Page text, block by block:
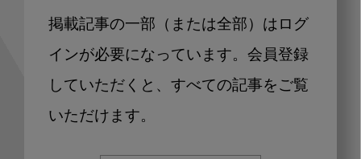
掲載記事の一部（または全部）はログ
インが必要になっています。会員登録
していただくと、すべての記事をご覧
いただけます。